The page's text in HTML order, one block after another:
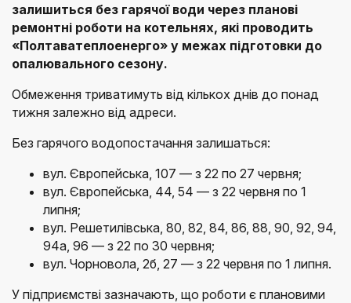
залишиться без гарячої води через планові
ремонтні роботи на котельнях, які проводить
«Полтаватеплоенерго» у межах підготовки до
опалювального сезону.
Обмеження триватимуть від кількох днів до понад
тижня залежно від адреси.
Без гарячого водопостачання залишаться:
вул. Європейська, 107 — з 22 по 27 червня;
вул. Європейська, 44, 54 — з 22 червня по 1
липня;
вул. Решетилівська, 80, 82, 84, 86, 88, 90, 92, 94,
94а, 96 — з 22 по 30 червня;
вул. Чорновола, 2б, 27 — з 22 червня по 1 липня.
У підприємстві зазначають, що роботи є плановими